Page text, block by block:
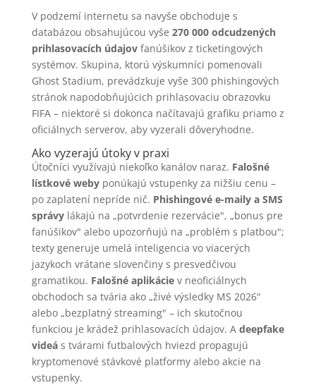
V podzemí internetu sa navyše obchoduje s
databázou obsahujúcou vyše 270 000 odcudzených
prihlasovacích údajovfanúšikov z ticketingových
systémov. Skupina, ktorú výskumníci pomenovali
Ghost Stadium, prevádzkuje vyše 300 phishingových
stránok napodobňujúcich prihlasovaciu obrazovku
FIFA – niektoré si dokonca načítavajú grafiku priamo z
oficiálnych serverov, aby vyzerali dôveryhodne.
Ako vyzerajú útoky v praxi
Útočníci využívajú niekoľko kanálov naraz. Falošné
lístkové webyponúkajú vstupenky za nižšiu cenu –
po zaplatení nepríde nič. Phishingové e-maily a SMS
správylákajú na „potvrdenie rezervácie", „bonus pre
fanúšikov" alebo upozorňujú na „problém s platbou";
texty generuje umelá inteligencia vo viacerých
jazykoch vrátane slovenčiny s presvedčivou
gramatikou. Falošné aplikáciev neoficiálnych
obchodoch sa tvária ako „živé výsledky MS 2026"
alebo „bezplatný streaming" – ich skutočnou
funkciou je krádež prihlasovacích údajov. A deepfake
videás tvárami futbalových hviezd propagujú
kryptomenové stávkové platformy alebo akcie na
vstupenky.